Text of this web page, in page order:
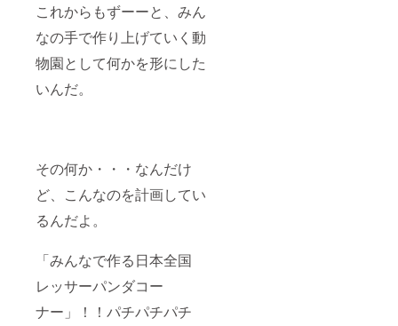
これからもずーーと、みん
なの手で作り上げていく動
物園として何かを形にした
いんだ。
その何か・・・なんだけ
ど、こんなのを計画してい
るんだよ。
「みんなで作る日本全国
レッサーパンダコー
ナー」！！パチパチパチ